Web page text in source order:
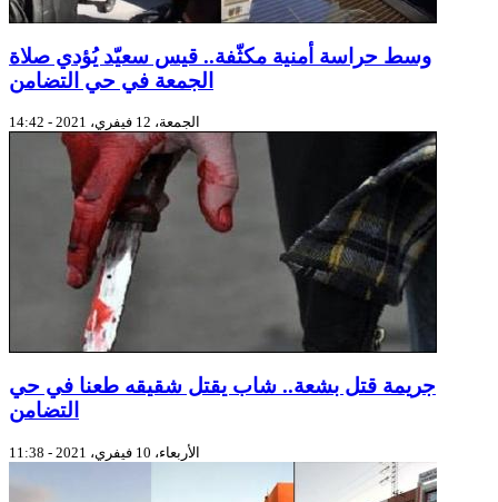
وسط حراسة أمنية مكثّفة.. قيس سعيّد يُؤدي صلاة
الجمعة في حي التضامن
الجمعة، 12 فيفري، 2021 - 14:42
جريمة قتل بشعة.. شاب يقتل شقيقه طعنا في حي
التضامن
الأربعاء، 10 فيفري، 2021 - 11:38